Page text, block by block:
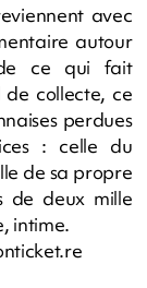
avec
autour
ce qui fait
collecte, ce
perdues
: celle du
de sa propre
de deux mille
intime.